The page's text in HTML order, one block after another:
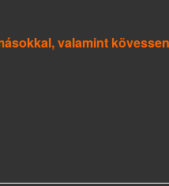
valamint